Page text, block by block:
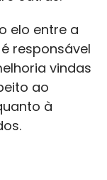
elo entre a
responsável
vindas
ao
à